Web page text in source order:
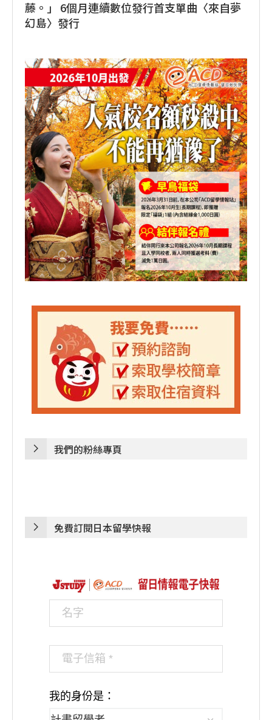
藤。」 6個月連續數位發行首支單曲〈來自夢
幻島〉發行
我們的粉絲專頁
免費訂閱日本留學快報
我的身份是：